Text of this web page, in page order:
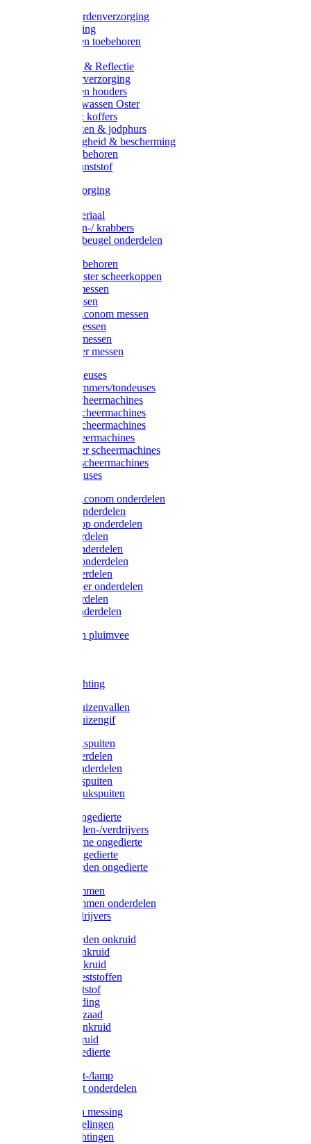
Rapide paardenverzorging
Ruiter kleding
Hoofdstellen toebehoren
Verlichting & Reflectie
Rapide leerverzorging
Likstenen en houders
Poetsen & wassen Oster
Poetssets & koffers
Ruiter laarzen & jodphurs
Ruiter veiligheid & bescherming
Ruiter - toebehoren
Voerbak kunststof
Klauwverzorging
Injectiemateriaal
Hoefmessen-/ krabbers
Hoefbekapbeugel onderdelen
Messen toebehoren
Moser & Oster scheerkoppen
Hauptner messen
Liscop messen
Aesculap/Econom messen
Heiniger messen
Constanta messen
FarmClipper messen
Moser tondeuses
Overige trimmers/tondeuses
Heiniger scheermachines
Hauptner scheermachines
Aesculap scheermachines
Liscop scheermachines
FarmClipper scheermachines
Constanta scheermachines
Wahl tondeuses
Aesculap/Econom onderdelen
Hauptner onderdelen
Lister/Liscop onderdelen
Eider onderdelen
Heiniger onderdelen
Constanta onderdelen
Moser onderdelen
Farm Clipper onderdelen
Oster onderdelen
TailWell onderdelen
Voerbakken pluimvee
LED verlichting
Ratten / Muizenvallen
Ratten / Muizengif
Gloria drukspuiten
Gloria onderdelen
Gardena onderdelen
Dario drukspuiten
Gardena drukspuiten
Diversen ongedierte
Insectenvallen-/verdrijvers
Protect Home ongedierte
Solabiol ongedierte
Protect Garden ongedierte
Mollenklemmen
Mollenklemmen onderdelen
Mollenverdrijvers
Protect Garden onkruid
Diversen onkruid
Solabiol onkruid
Solabiol meststoffen
Pokon meststof
Pokon voeding
Pokon graszaad
Roundup onkruid
Pokon onkruid
Pokon ongedierte
Vliegenkast-/lamp
Vliegenkast onderdelen
Zuigkorven messing
Geka koppelingen
Geka afdichtingen